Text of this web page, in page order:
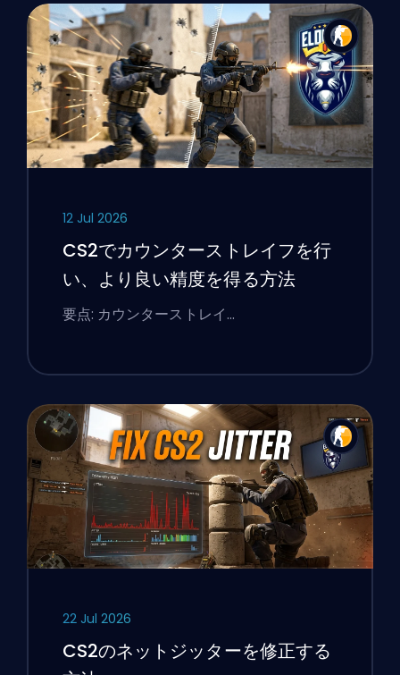
12 Jul 2026
CS2でカウンターストレイフを行
い、より良い精度を得る方法
要点: カウンターストレイ…
22 Jul 2026
CS2のネットジッターを修正する